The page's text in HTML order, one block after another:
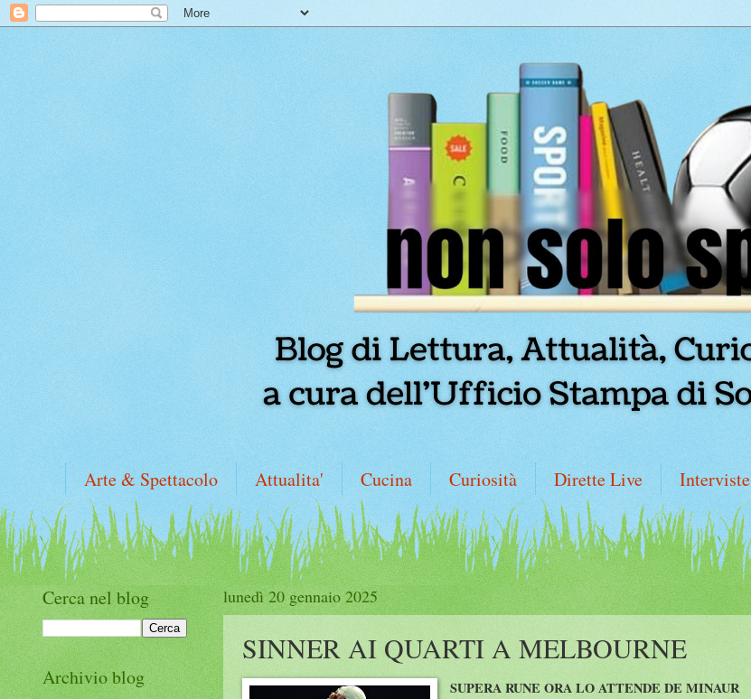
Arte & Spettacolo Attualita' Cucina Curiosità Dirette Live Interviste
lunedì 20 gennaio 2025
SINNER AI QUARTI A MELBOURNE
SUPERA RUNE ORA LO ATTENDE DE MINAUR
Cerca nel blog
Archivio blog